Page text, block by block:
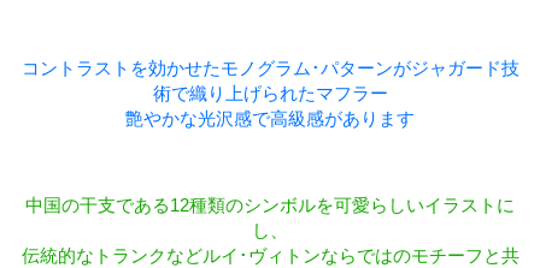
コントラストを効かせたモノグラム･パターンがジャガード技
術で織り上げられたマフラー
艶やかな光沢感で高級感があります
中国の干支である12種類のシンボルを可愛らしいイラストに
し、
伝統的なトランクなどルイ･ヴィトンならではのモチーフと共